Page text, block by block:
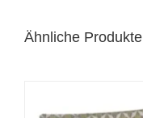
Ähnliche Produkte